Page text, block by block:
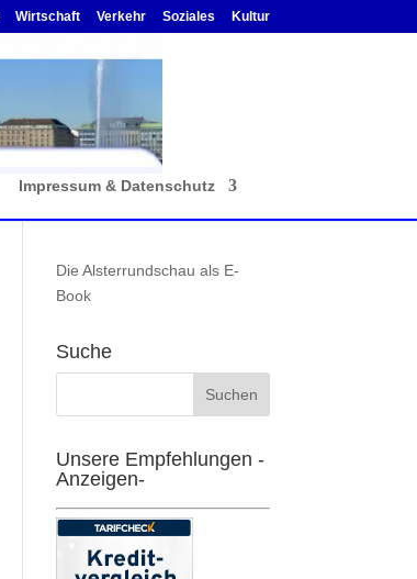
Wirtschaft Verkehr Soziales Kultur
Impressum & Datenschutz
Die Alsterrundschau als E-
Book
Suche
Unsere Empfehlungen -
Anzeigen-